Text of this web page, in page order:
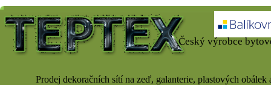
Český výrobce
Prodej dekoračních sítí na zeď, galanterie, plastových